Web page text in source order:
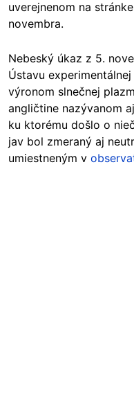
uverejnenom na
novembra.
Nebeský úkaz z 5.
Ústavu
výronom slnečnej
angličtine nazývanom
ku ktorému došlo o
jav bol zmeraný aj
umiestneným v